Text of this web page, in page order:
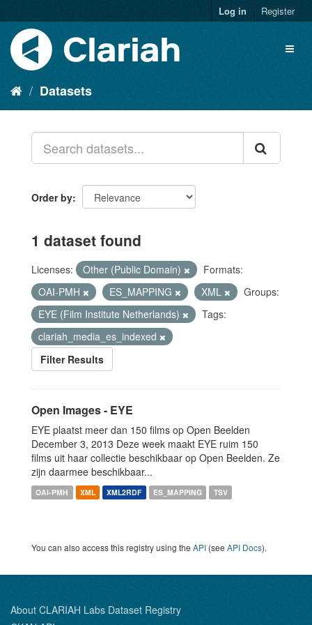
Log in Register
Datasets
Order by
1 dataset found
Licenses: Other (Public Domain)
Formats:
OAI-PMH
ES_MAPPING XML
Groups:
EYE (Film Institute Netherlands)
Tags:
clariah_media_es_indexed
Filter Results
Open Images - EYE
EYE plaatst meer dan 150 films op Open Beelden
December 3, 2013 Deze week maakt EYE ruim 150
films uit haar collectie beschikbaar op Open Beelden. Ze
zijn daarmee beschikbaar...
OAI-PMH XML XML2RDF ES_MAPPING TSV
You can also access this registry using the API (see API Docs).
About CLARIAH Labs Dataset Registry